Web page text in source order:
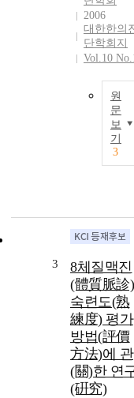
2006
대한한의
단학회지
Vol.10
원
문
보
기
3
3
8체질맥진
(體質脈診)
숙련도(熟
練度) 평가
방법(評價
方法)에 관
(關)한 연
(硏究)